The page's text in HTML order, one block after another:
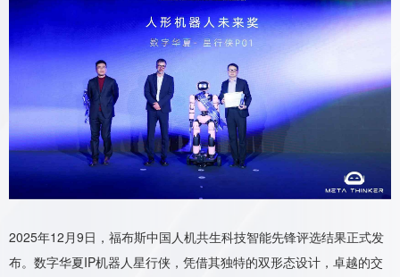
2025年12月9日，福布斯中国人机共生科技智能先锋评选结果正式发
布。数字华夏IP机器人星行侠，凭借其独特的双形态设计，卓越的交